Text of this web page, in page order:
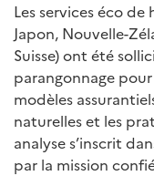
Les services éco de
Japon, Nouvelle-
Suisse) ont été
parangonnage
modèles
naturelles et les
analyse s’inscrit
par la mission